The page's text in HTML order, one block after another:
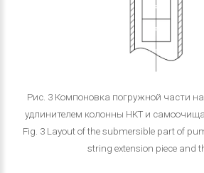
Рис. 3 Компоновка погружной части
удлинителем колонны НКТ и
Fig. 3 Layout of the submersible part of
string extension piece and